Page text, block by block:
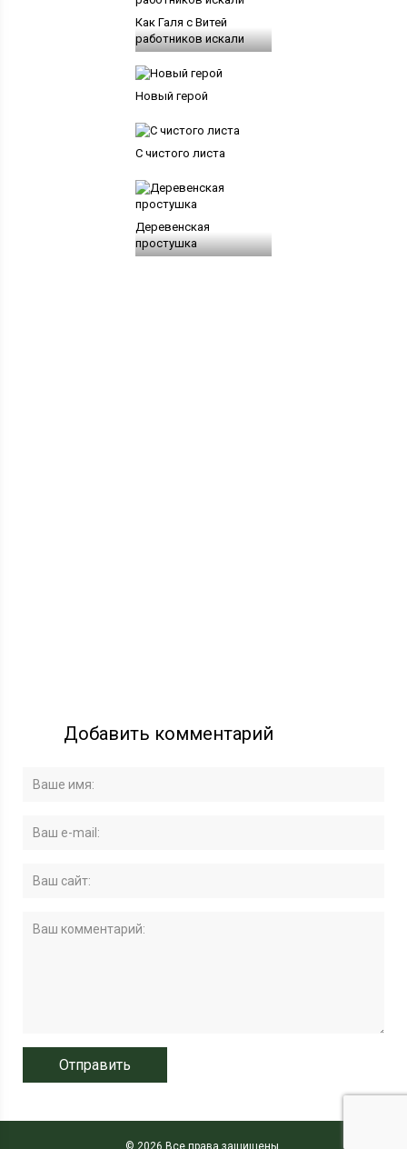
Как Галя с Витей
работников искали
Новый герой
С чистого листа
Деревенская
простушка
Добавить комментарий
© 2026 Все права защищены.